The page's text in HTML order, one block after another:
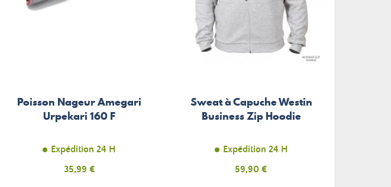
Poisson Nageur Amegari
Urpekari 160 F
Expédition 24 H
Prix
35,99 €
Sweat à Capuche Westin
Business Zip Hoodie
Expédition 24 H
Prix
59,90 €